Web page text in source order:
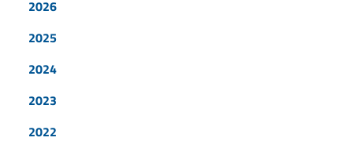
2026
2025
2024
2023
2022